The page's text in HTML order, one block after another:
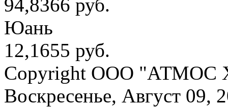
94,8366 руб.
Юань
12,1655 руб.
Copyright OOO "АТМОС
Воскресенье, Август 09,